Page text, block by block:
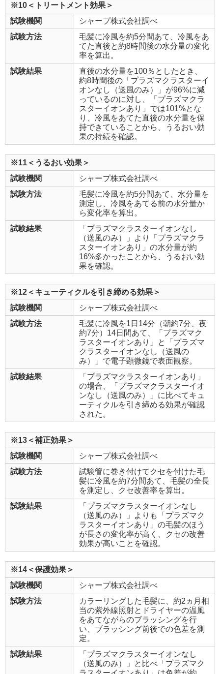
※10＜トリートメント効果＞
試験機関
シャープ株式会社調べ
試験方法
毛髪に冷風を約5分間あて、冷風をあ
てた直後と約8時間後の水分量の変化
率を算出。
試験結果
直後の水分量を100％としたとき、
約8時間後の「プラズマクラスターイ
オンなし（送風のみ）」が96%に減
っているのに対し、「プラズマクラ
スターイオンあり」では101%とな
り、冷風をあてた直後の水分量を保
持できていることから、うるおい効
果の持続を確認。
※11＜うるおい効果＞
試験機関
シャープ株式会社調べ
試験方法
毛髪に冷風を約5分間あて、水分量を
測定し、冷風をあてる前の水分量か
ら変化率を算出。
試験結果
「プラズマクラスターイオンなし
（送風のみ）」より「プラズマクラ
スターイオンあり」の水分量が約
16%多かったことから、うるおい効
果を確認。
※12＜キューティクルを引き締める効果＞
試験機関
シャープ株式会社調べ
試験方法
毛髪に冷風を1日14分（朝約7分、夜
約7分）14日間あて、「プラズマク
ラスターイオンあり」と「プラズマ
クラスターイオンなし（送風の
み）」で電子顕微鏡で表面観察。
試験結果
「プラズマクラスターイオンあり」
の場合、「プラズマクラスターイオ
ンなし（送風のみ）」に比べてキュ
ーティクルを引き締める効果が確認
された。
※13＜補正効果＞
試験機関
シャープ株式会社調べ
試験方法
試験管に巻き付けてクセを付けた毛
髪に冷風を約7分間あて、毛髪の全長
を測定し、クセ改善率を算出。
試験結果
「プラズマクラスターイオンなし
（送風のみ）」よりも「プラズマク
ラスターイオンあり」の毛髪のほう
が長さの変化率が高く、クセの改善
効果が高いことを確認。
※14＜保護効果＞
試験機関
シャープ株式会社調べ
試験方法
カラーリングした毛髪に、約2ヵ月相
当の紫外線照射とドライヤーの温風
をあてながらのブラッシングを行
い、ブラッシング前後での色差を測
定。
試験結果
「プラズマクラスターイオンなし
（送風のみ）」と比べ「プラズマク